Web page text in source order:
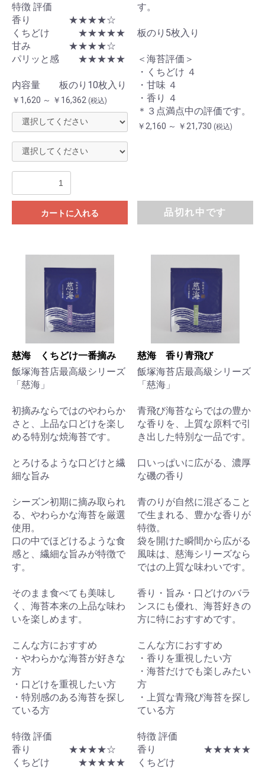
特徴 評価
香り ★★★★☆
くちどけ ★★★★★
甘み ★★★★☆
パリッと感 ★★★★★
内容量 板のり10枚入り
￥1,620 ～ ￥16,362 (税込)
カートに入れる
す。
板のり5枚入り
＜海苔評価＞
・くちどけ ４
・甘味 ４
・香り ４
＊３点満点中の評価です。
￥2,160 ～ ￥21,730 (税込)
品切れ中です
慈海 くちどけ一番摘み
飯塚海苔店最高級シリーズ
「慈海」
初摘みならではのやわらか
さと、上品な口どけを楽し
める特別な焼海苔です。
とろけるような口どけと繊
細な旨み
シーズン初期に摘み取られ
る、やわらかな海苔を厳選
使用。
口の中でほどけるような食
感と、繊細な旨みが特徴で
す。
そのまま食べても美味し
く、海苔本来の上品な味わ
いを楽しめます。
こんな方におすすめ
・やわらかな海苔が好きな
方
・口どけを重視したい方
・特別感のある海苔を探し
ている方
特徴 評価
香り ★★★★☆
くちどけ ★★★★★
慈海 香り青飛び
飯塚海苔店最高級シリーズ
「慈海」
青飛び海苔ならではの豊か
な香りを、上質な原料で引
き出した特別な一品です。
口いっぱいに広がる、濃厚
な磯の香り
青のりが自然に混ざること
で生まれる、豊かな香りが
特徴。
袋を開けた瞬間から広がる
風味は、慈海シリーズなら
ではの上質な味わいです。
香り・旨み・口どけのバラ
ンスにも優れ、海苔好きの
方に特におすすめです。
こんな方におすすめ
・香りを重視したい方
・海苔だけでも楽しみたい
方
・上質な青飛び海苔を探し
ている方
特徴 評価
香り ★★★★★
くちどけ